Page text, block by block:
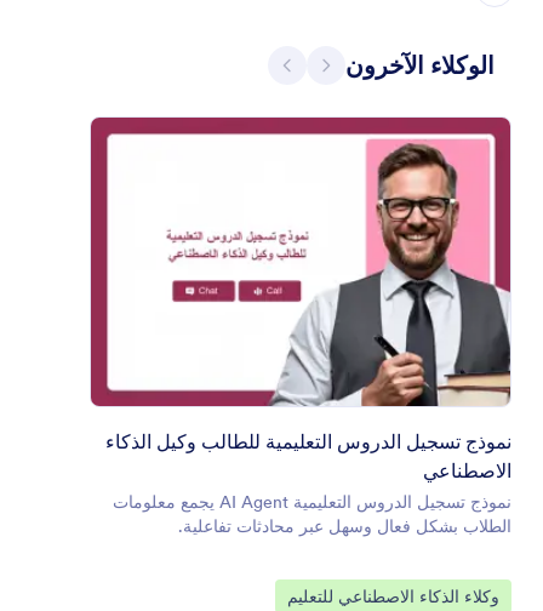
الوكلاء الآخرونالسابقالتالي
نموذج تسجيل الدروس التعليمية للطالب وكيل الذكاء
الاصطناعي
نموذج تسجيل الدروس التعليمية AI Agent يجمع معلومات
الطلاب بشكل فعال وسهل عبر محادثات تفاعلية.
انتقل إلى الفئة:
وكلاء الذكاء الاصطناعي للتعليم